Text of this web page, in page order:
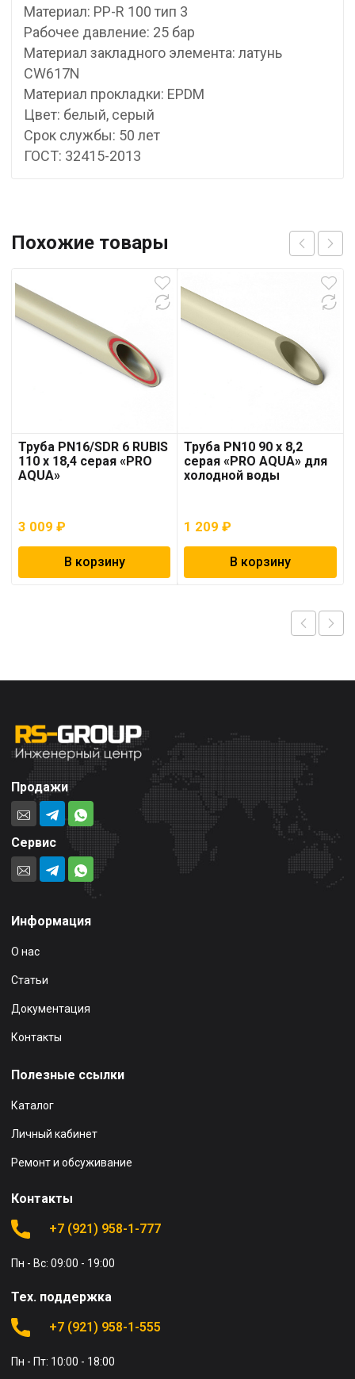
Материал: PP-R 100 тип 3
Рабочее давление: 25 бар
Материал закладного элемента: латунь
CW617N
Материал прокладки: EPDM
Цвет: белый, серый
Срок службы: 50 лет
ГОСТ: 32415-2013
Похожие товары
Труба PN16/SDR 6 RUBIS
110 x 18,4 серая «PRO
AQUA»
3 009 ₽
В корзину
Труба PN10 90 x 8,2
серая «PRO AQUA» для
холодной воды
1 209₽
В корзину
Продажи
Сервис
Информация
О нас
Статьи
Документация
Контакты
Полезные ссылки
Каталог
Личный кабинет
Ремонт и обсуживание
Контакты
+7 (921) 958-1-777
Пн - Вс: 09:00 - 19:00
Тех. поддержка
+7 (921) 958-1-555
Пн - Пт: 10:00 - 18:00